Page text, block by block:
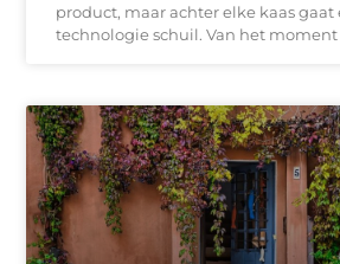
product, maar achter elke kaas gaat
technologie schuil. Van het